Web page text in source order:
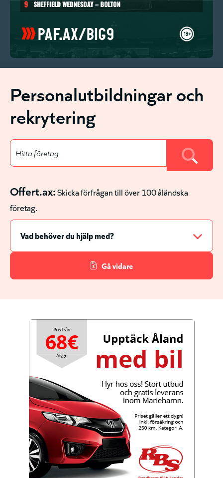
Personalutbildningar och
rekrytering
Offert.ax:Skicka förfrågan till över 100 åländska
företag.
Gå vidare